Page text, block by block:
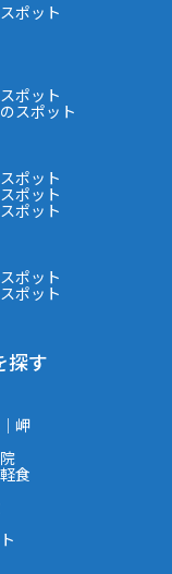
ポット
ポット
スポット
ポット
ポット
ポット
ポット
ポット
探す
岬
食